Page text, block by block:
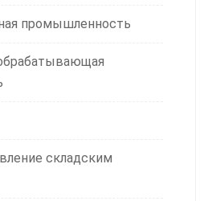
промышленность
складским